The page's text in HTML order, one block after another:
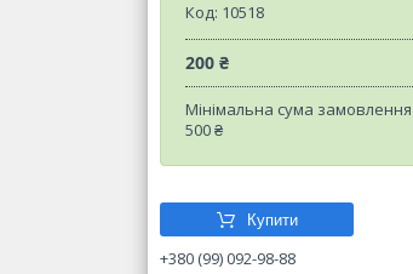
Код: 10518
200 ₴
Мінімальна сума
500 ₴
Купити
+380 (99) 092-98-88